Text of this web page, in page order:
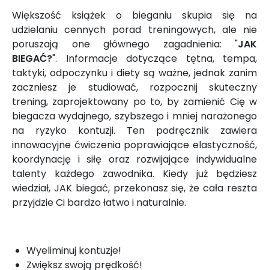
Większość książek o bieganiu skupia się na
udzielaniu cennych porad treningowych, ale nie
poruszają one głównego zagadnienia: "JAK
BIEGAĆ?". Informacje dotyczące tętna, tempa,
taktyki, odpoczynku i diety są ważne, jednak zanim
zaczniesz je studiować, rozpocznij skuteczny
trening, zaprojektowany po to, by zamienić Cię w
biegacza wydajnego, szybszego i mniej narażonego
na ryzyko kontuzji. Ten podręcznik zawiera
innowacyjne ćwiczenia poprawiające elastyczność,
koordynację i siłę oraz rozwijające indywidualne
talenty każdego zawodnika. Kiedy już będziesz
wiedział, JAK biegać, przekonasz się, że cała reszta
przyjdzie Ci bardzo łatwo i naturalnie.
Wyeliminuj kontuzje!
Zwiększ swoją prędkość!